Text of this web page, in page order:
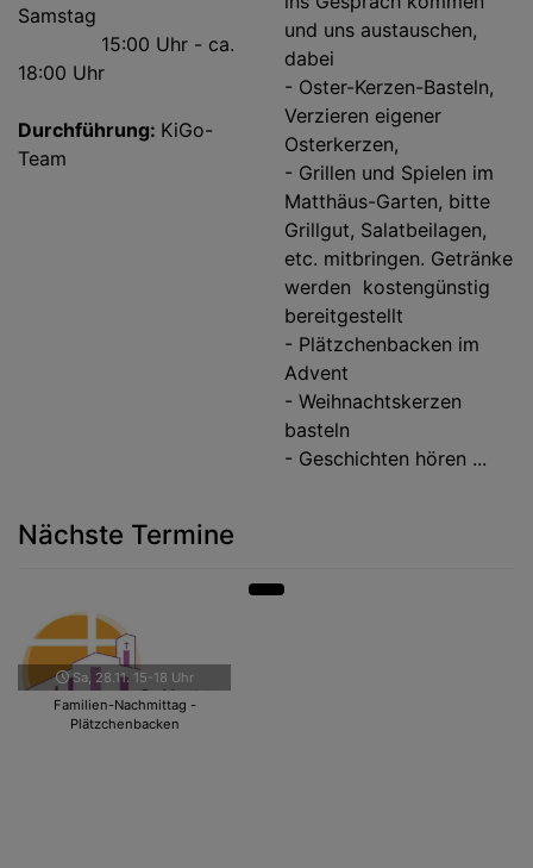
Samstag
15:00 Uhr - ca.
18:00 Uhr
Durchführung: KiGo-
Team
und uns austauschen,
dabei
- Oster-Kerzen-Basteln,
Verzieren eigener
Osterkerzen,
- Grillen und Spielen im
Matthäus-Garten, bitte
Grillgut, Salatbeilagen,
etc. mitbringen. Getränke
werden kostengünstig
bereitgestellt
- Plätzchenbacken im
Advent
- Weihnachtskerzen
basteln
- Geschichten hören ...
Nächste Termine
Sa, 28.11. 15-18 Uhr
Familien-Nachmittag -
Plätzchenbacken
Zurück